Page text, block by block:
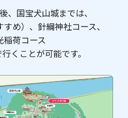
、国宝犬山城までは、
め）、針綱神社コース、
稲荷コース
くことが可能です。